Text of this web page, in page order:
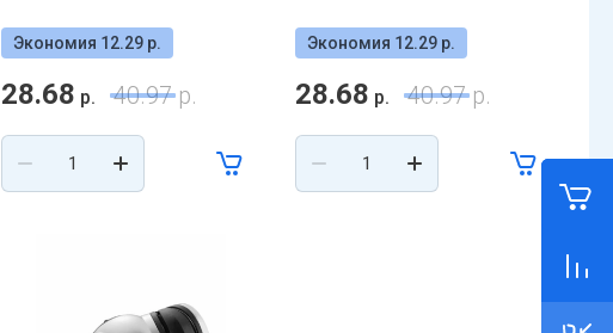
Экономия 12.29 р.
28.68 р. 40.97р.
Экономия 12.29 р.
28.68 р. 40.97р.